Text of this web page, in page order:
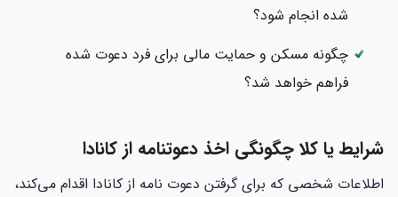
شده انجام شود؟
چگونه مسکن و حمایت مالی برای فرد دعوت شده
فراهم خواهد شد؟
شرایط یا کلا چگونگی اخذ دعوتنامه از کانادا
اطلاعات شخصی که برای گرفتن دعوت نامه از کانادا اقدام می‌کند،